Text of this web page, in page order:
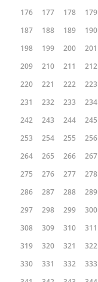
176
177 178 179
187
188 189 190
198
199 200 201
209
210 211 212
220
221 222 223
231
232 233 234
242
243 244 245
253
254 255 256
264
265 266 267
275
276 277 278
286
287 288 289
297
298 299 300
308
309 310 311
319
320 321 322
330
331 332 333